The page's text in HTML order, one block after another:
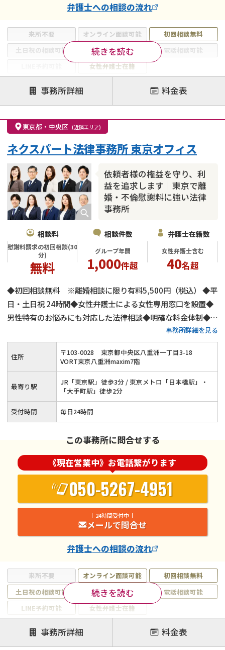
来所不要 オンライン面談可能
初回相談無料
土日祝の相談可能
19時以降電話可能
電話相談可能
女性弁護士在籍
注力案件
離婚前相談
離婚調停
離婚裁判
親権・面会交流権
DV
モラハラ
不貞・不倫慰謝料請求
国際離婚
財産分与
内縁の夫婦 熟年離婚
続きを読む
弁護士への相談の流れ
事務所詳細 料金表
東京都 ・ 中央区 (近隣エリア)
依頼者様の権益を守り、利
益を追求します｜東京で離
婚・不倫慰謝料に強い法律
事務所
ネクスパート法律事務所 東京オフィス
相談料
慰謝料請求の初回相談(30
分)
無料
相談件数
グループ年間
1,000件超
弁護士在籍数
女性弁護士含む
40名超
◆初回相談無料 ※離婚相談に限り有料5,500円（税込） ◆平
日・土日祝 24時間◆女性弁護士による女性専用窓口を設置◆
男性特有のお悩みにも対応した法律相談◆明確な料金体制◆不
倫慰謝料請求の相談件数は年間1,000件以上◆離婚・男女問題
にまつわる全ての問題に対応します！東京で離婚・不倫慰謝料
のお悩みはネクスパート法律事務所へ
事務所詳細を見る
来所不要 オンライン面談可能
初回相談無料
土日祝の相談可能
19時以降電話可能
電話相談可能
LINE予約可能
女性弁護士在籍
注力案件
離婚前相談
離婚調停
離婚裁判
続きを読む
住所 〒103-0028
東京都中央区八重洲一丁目3-18
VORT東京八重洲maxim7階
最寄り駅
JR「東京駅」徒歩3分 / 東京メトロ「日本橋駅」・
「大手町駅」徒歩2分
受付時間 毎日24時間
この事務所に問合せする
《現在営業中》お電話繋がります
050-5267-4951
24時間受付中
メールで問合せ
弁護士への相談の流れ
事務所詳細 料金表